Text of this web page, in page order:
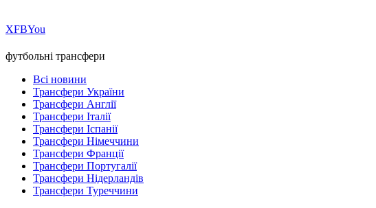
ХFBYou
футбольні трансфери
Всі новини
Трансфери України
Трансфери Англії
Трансфери Італії
Трансфери Іспанії
Трансфери Німеччини
Трансфери Франції
Трансфери Португалії
Трансфери Нідерландів
Трансфери Туреччини